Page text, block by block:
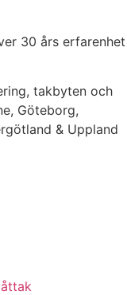
30 års erfarenhet
takbyten och
Göteborg,
& Uppland